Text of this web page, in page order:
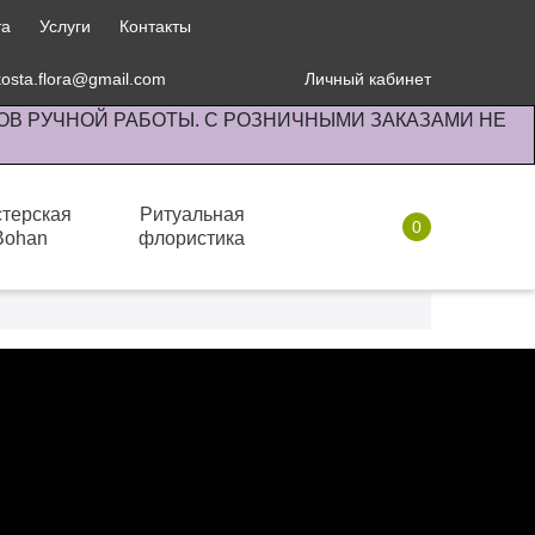
Услуги Контакты
Личный кабинет
РУЧНОЙ РАБОТЫ. С РОЗНИЧНЫМИ ЗАКАЗАМИ НЕ
Ритуальная
флористика
0